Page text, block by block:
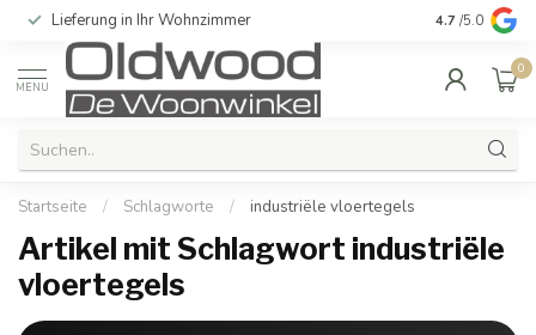
Lieferung in Ihr Wohnzimmer Qualität und
4.7 /5.0
MENU
0
Startseite / Schlagworte / industriële vloertegels
Artikel mit Schlagwort industriële
vloertegels